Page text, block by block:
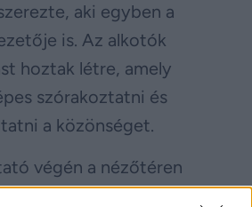
aki egyben a
is. Az alkotók
hoztak létre, amely
szórakoztatni és
a közönséget.
végén a nézőtéren
hogy a darab üzenete